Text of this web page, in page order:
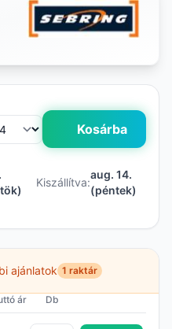
Kosárba
Kiszállítva:
aug. 14.
(péntek)
ajánlatok 1 raktár
ár Db